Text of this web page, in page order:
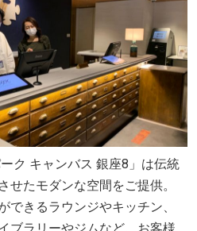
ーク キャンバス 銀座8」は伝統
せたモダンな空間をご提供。
できるラウンジやキッチン、